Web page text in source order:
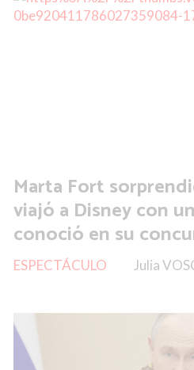
Marta Fort
viajó a Disney con
conoció en su
Julia
ESPECTÁCULO